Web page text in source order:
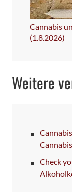
Cannabis
(1.8.2026)
Weitere
Check